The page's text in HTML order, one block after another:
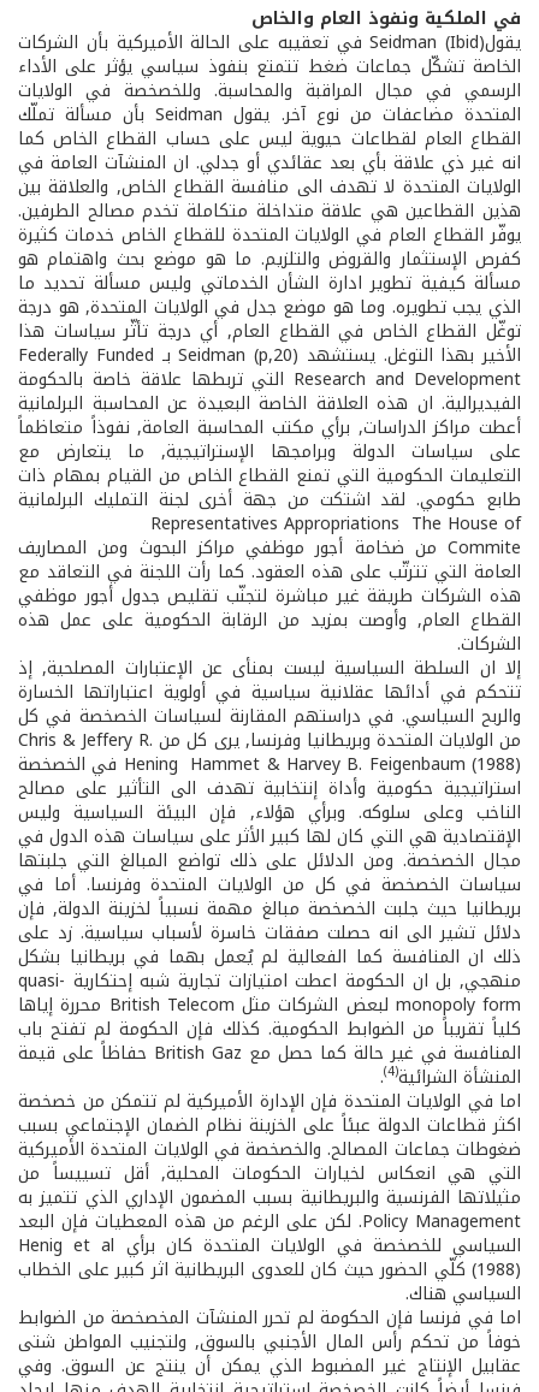
في الملكية ونفوذ العام والخاص
يقولSeidman (Ibid) في تعقيبه على الحالة الأميركية بأن الشركات
الخاصة تشكّل جماعات ضغط تتمتع بنفوذ سياسي يؤثر على الأداء
الرسمي في مجال المراقبة والمحاسبة. وللخصخصة في الولايات
المتحدة مضاعفات من نوع آخر. يقول Seidman بأن مسألة تملّك
القطاع العام لقطاعات حيوية ليس على حساب القطاع الخاص كما
انه غير ذي علاقة بأي بعد عقائدي أو جدلي. ان المنشآت العامة في
الولايات المتحدة لا تهدف الى منافسة القطاع الخاص, والعلاقة بين
هذين القطاعين هي علاقة متداخلة متكاملة تخدم مصالح الطرفين.
يوفّر القطاع العام في الولايات المتحدة للقطاع الخاص خدمات كثيرة
كفرص الإستثمار والقروض والتلزيم. ما هو موضع بحث واهتمام هو
مسألة كيفية تطوير ادارة الشأن الخدماتي وليس مسألة تحديد ما
الذي يجب تطويره. وما هو موضع جدل في الولايات المتحدة, هو درجة
توغّل القطاع الخاص في القطاع العام, أي درجة تأثّر سياسات هذا
الأخير بهذا التوغل. يستشهد Seidman (p,20) بـ Federally Funded
Research and Development التي تربطها علاقة خاصة بالحكومة
الفيديرالية. ان هذه العلاقة الخاصة البعيدة عن المحاسبة البرلمانية
أعطت مراكز الدراسات, برأي مكتب المحاسبة العامة, نفوذاً متعاظماً
على سياسات الدولة وبرامجها الإستراتيجية, ما يتعارض مع
التعليمات الحكومية التي تمنع القطاع الخاص من القيام بمهام ذات
طابع حكومي. لقد اشتكت من جهة أخرى لجنة التمليك البرلمانية
Representatives Appropriations The House of
Commite من ضخامة أجور موظفي مراكز البحوث ومن المصاريف
العامة التي تترتّب على هذه العقود. كما رأت اللجنة في التعاقد مع
هذه الشركات طريقة غير مباشرة لتجنّب تقليص جدول أجور موظفي
القطاع العام, وأوصت بمزيد من الرقابة الحكومية على عمل هذه
الشركات.
إلا ان السلطة السياسية ليست بمنأى عن الإعتبارات المصلحية, إذ
تتحكم في أدائها عقلانية سياسية في أولوية اعتباراتها الخسارة
والربح السياسي. في دراستهم المقارنة لسياسات الخصخصة في كل
من الولايات المتحدة وبريطانيا وفرنسا, يرى كل من Chris & Jeffery R.
Hening Hammet & Harvey B. Feigenbaum (1988) في الخصخصة
استراتيجية حكومية وأداة إنتخابية تهدف الى التأثير على مصالح
الناخب وعلى سلوكه. وبرأي هؤلاء, فإن البيئة السياسية وليس
الإقتصادية هي التي كان لها كبير الأثر على سياسات هذه الدول في
مجال الخصخصة. ومن الدلائل على ذلك تواضع المبالغ التي جلبتها
سياسات الخصخصة في كل من الولايات المتحدة وفرنسا. أما في
بريطانيا حيث جلبت الخصخصة مبالغ مهمة نسبياً لخزينة الدولة, فإن
دلائل تشير الى انه حصلت صفقات خاسرة لأسباب سياسية. زد على
ذلك ان المنافسة كما الفعالية لم يُعمل بهما في بريطانيا بشكل
منهجي, بل ان الحكومة اعطت امتيازات تجارية شبه إحتكارية quasi-
monopoly form لبعض الشركات مثل British Telecom محررة إياها
كلياً تقريباً من الضوابط الحكومية. كذلك فإن الحكومة لم تفتح باب
المنافسة في غير حالة كما حصل مع British Gaz حفاظاً على قيمة
المنشأة الشرائية(4)
.
اما في الولايات المتحدة فإن الإدارة الأميركية لم تتمكن من خصخصة
اكثر قطاعات الدولة عبئاً على الخزينة ­نظام الضمان الإجتماعي­ بسبب
ضغوطات جماعات المصالح. والخصخصة في الولايات المتحدة الأميركية
التي هي انعكاس لخيارات الحكومات المحلية, أقل تسييساً من
مثيلاتها الفرنسية والبريطانية بسبب المضمون الإداري الذي تتميز به
Policy Management. لكن على الرغم من هذه المعطيات فإن البعد
السياسي للخصخصة في الولايات المتحدة كان برأي Henig et al
(1988) كلّي الحضور حيث كان للعدوى البريطانية اثر كبير على الخطاب
السياسي هناك.
اما في فرنسا فإن الحكومة لم تحرر المنشآت المخصخصة من الضوابط
خوفاً من تحكم رأس المال الأجنبي بالسوق, ولتجنيب المواطن شتى
عقابيل الإنتاج غير المضبوط الذي يمكن أن ينتج عن السوق. وفي